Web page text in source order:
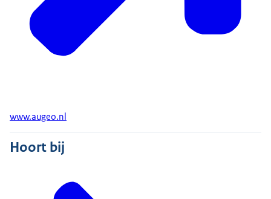
www.augeo.nl
Hoort bij